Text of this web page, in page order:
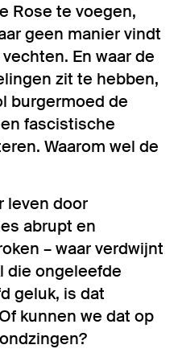
Rose te voegen,
geen manier vindt
En waar de
zit te hebben,
burgermoed de
fascistische
Waarom wel de
leven door
abrupt en
– waar verdwijnt
die ongeleefde
geluk, is dat
kunnen we dat op